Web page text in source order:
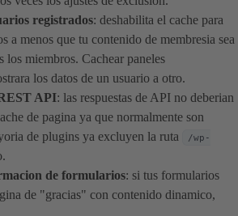
registrados: deshabilita el cache para
a menos que tu contenido de membresia sea
los miembros. Cachear paneles
los datos de un usuario a otro.
API: las respuestas de API no deberian
de pagina ya que normalmente son
de plugins ya excluyen la ruta
/wp-
de formularios: si tus formularios
de "gracias" con contenido dinamico,